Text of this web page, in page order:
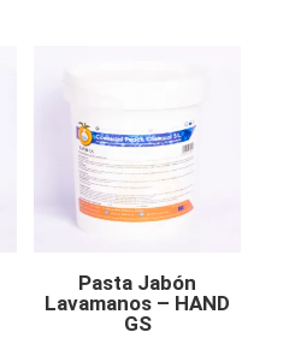
Pasta Jabón
Lavamanos – HAND
GS